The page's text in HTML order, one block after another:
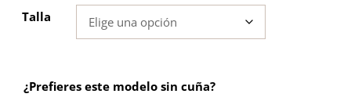
Talla
¿Prefieres este modelo sin cuña?